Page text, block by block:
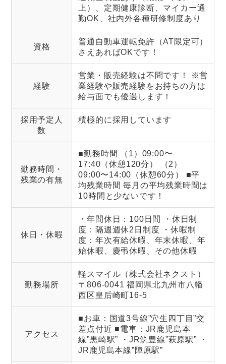
上）、定期健康診断、マイカー通
勤OK、社内外各種研修制度あり
資格
普通自動車運転免許（AT限定可）
さえあればOKです！
経験
営業・販売経験は不問です！ ※営
業経験や販売経験をお持ちの方は
給与面でも優遇します！
採用予定人
数
積極的に採用しています
勤務時間・
残業の有無
■勤務時間 （1）09:00〜
17:40（休憩120分） （2）
09:00〜14:00（休憩60分） ■平
均残業時間 毎月の平均残業時間は
10時間と少ないです！
休日・休暇
・年間休日：100日間 ・休日制
度：隔週週休2日制度 ・休暇制
度：年次有給休暇、年末休暇、年
始休暇、慶弔休暇、その他休暇
勤務場所
軽スマイル（株式会社ネクスト）
〒806-0041 福岡県北九州市八幡
西区皇后崎町16-5
アクセス
■お車：国道3号線”穴生四丁目”交
差点付近 ■電車：JR鹿児島本
線”黒崎駅” ・JR筑豊線”萩原駅” ・
JR鹿児島本線”陣原駅”